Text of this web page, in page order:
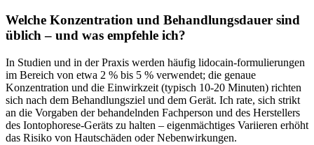
Welche Konzentration und Behandlungsdauer‍ sind
üblich – ⁢und was empfehle ich?
In Studien und in der Praxis werden häufig ⁣lidocain‑formulierungen‌
im Bereich von etwa 2 % bis 5 % verwendet; die genaue
Konzentration und ⁢die Einwirkzeit (typisch 10-20 Minuten) richten
sich nach dem Behandlungsziel und dem Gerät. ‌Ich rate, sich ‍strikt
an‌ die Vorgaben der‍ behandelnden Fachperson und​ des Herstellers
des Iontophorese‑Geräts ⁤zu halten – eigenmächtiges Variieren⁣ erhöht
das Risiko von Hautschäden⁢ oder Nebenwirkungen.